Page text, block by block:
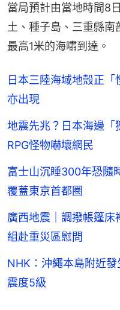
當局預計由當地時間8
土、種子島、三重縣
最高1米的海嘯到達。
日本三陸海域地殼正
亦出現
地震先兆？日本海邊
RPG怪物嚇壞網民
富士山沉睡300年恐
覆蓋東京首都圈
廣西地震｜調撥帳篷
組赴重災區慰問
NHK：沖繩本島附近
震度5級